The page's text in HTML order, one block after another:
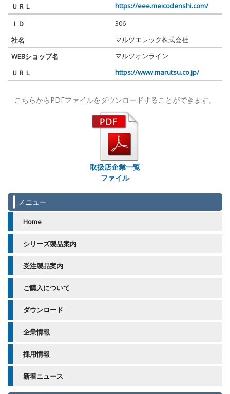
https://eee.meicodenshi.com/
306
マルツエレック株式会社
マルツオンライン
https://www.marutsu.co.jp/
こちらからPDFファイルをダウンロードすることができます。
取扱店企業一覧
ファイル
メニュー
Home
シリーズ製品案内
受注製品案内
ご購入について
ダウンロード
企業情報
採用情報
新着ニュース